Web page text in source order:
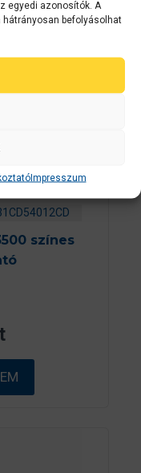
egyedi azonosítók. A
befolyásolhat
Impresszum
színes